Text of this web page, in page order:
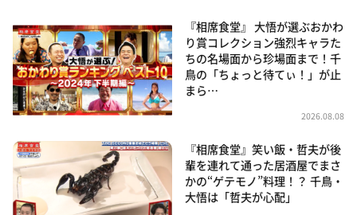
『相席食堂』 大悟が選ぶおかわ
り賞コレクション強烈キャラた
ちの名場面から珍場面まで！千
鳥の「ちょっと待てぃ！」が止
まら…
2026.08.08
『相席食堂』笑い飯・哲夫が後
輩を連れて通った居酒屋でまさ
かの“ゲテモノ”料理！？ 千鳥・
大悟は「哲夫が心配」